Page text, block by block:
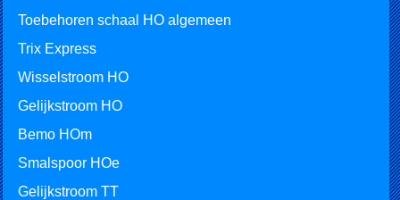
Toebehoren schaal HO algemeen
Trix Express
Wisselstroom HO
Gelijkstroom HO
Bemo HOm
Smalspoor HOe
Gelijkstroom TT